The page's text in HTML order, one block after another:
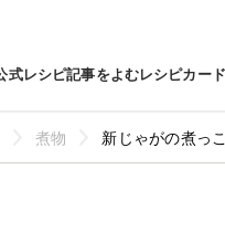
式レシピ記事をよむレシピカード
煮物 新じゃがの煮っ